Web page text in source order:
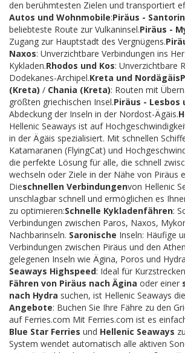
den berühmtesten Zielen und transportiert
Autos und Wohnmobile:Piräus -
beliebteste Route zur Vulkaninsel.Piräus -
Zugang zur Hauptstadt des Vergnügens.
Naxos: Unverzichtbare Verbindungen ins
Kykladen.Rhodos und Kos: Unverzichtbare
Dodekanes-Archipel.Kreta und Nordägäis
(Kreta) / Chania (Kreta): Routen mit
größten griechischen Insel.Piräus - Lesbos
Abdeckung der Inseln in der Nordost-Ägäis.
Hellenic Seaways ist auf
in der Ägäis spezialisiert. Mit schnellen
Katamaranen (FlyingCat) und
die perfekte Lösung für alle, die schnell
wechseln oder Ziele in der Nähe von Piräus
Dieschnellen Verbindungenvon Hellenic
unschlagbar schnell und ermöglichen es
zu optimieren:Schnelle Kykladenfähren:
Verbindungen zwischen Paros, Naxos,
Nachbarinseln. Saronische Inseln: Häufige
Verbindungen zwischen Piräus und den
gelegenen Inseln wie Ägina, Poros und
Seaways Highspeed: Ideal für
Fähren von Piräus nach Ägina oder einer
nach Hydra suchen, ist Hellenic Seaways
Angebote: Buchen Sie Ihre Fähre zu den
auf Ferries.com Mit Ferries.com ist es
Blue Star Ferries und Hellenic Seaways
System wendet automatisch alle aktiven